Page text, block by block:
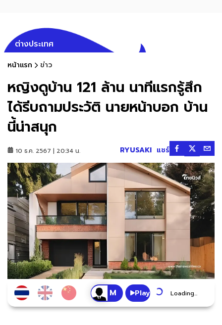
ต่างประเทศ
หน้าแรก ข่าว
หญิงดูบ้าน 121 ล้าน นาทีแรกรู้สึก
ได้รีบถามประวัติ นายหน้าบอก บ้าน
นี้น่าสนุก
10 ธ.ค. 2567 | 20:34 น. RYUSAKI แชร์
Play Loading...